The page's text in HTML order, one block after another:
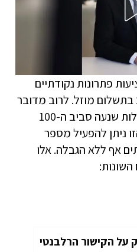
פתרונות נקודתיים
בתשלום מוזל. לרוב מדובר
בביטוח של מספר ימים בעלות שנעה סביב ה-100
ניתן להפעיל מספר
אף ללא הגבלה. אלו
על הקישור הרלבנטי